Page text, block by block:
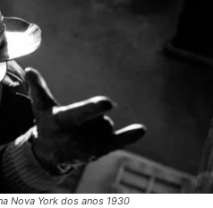
Nova York dos anos 1930